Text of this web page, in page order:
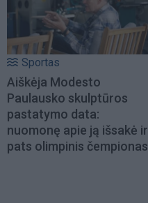
Sportas
Aiškėja Modesto
Paulausko skulptūros
pastatymo data:
nuomonę apie ją išsakė ir
pats olimpinis čempionas